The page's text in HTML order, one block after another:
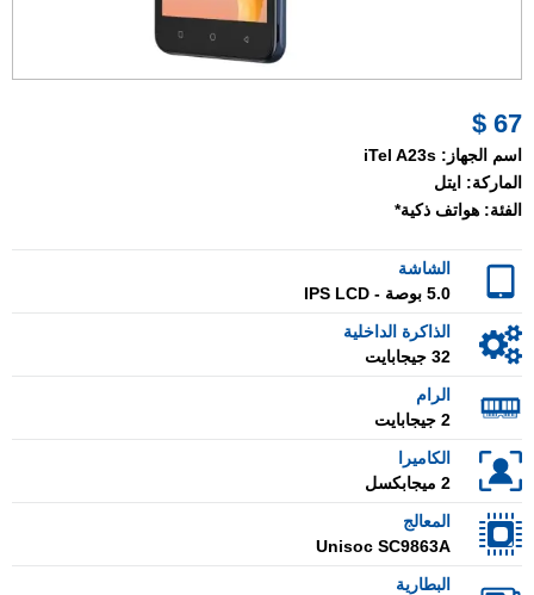
67 $
اسم الجهاز: iTel A23s
الماركة: ايتل
الفئة: هواتف ذكية*
الشاشة
5.0 بوصة - IPS LCD
الذاكرة الداخلية
32 جيجابايت
الرام
2 جيجابايت
الكاميرا
2 ميجابكسل
المعالج
Unisoc SC9863A
البطارية